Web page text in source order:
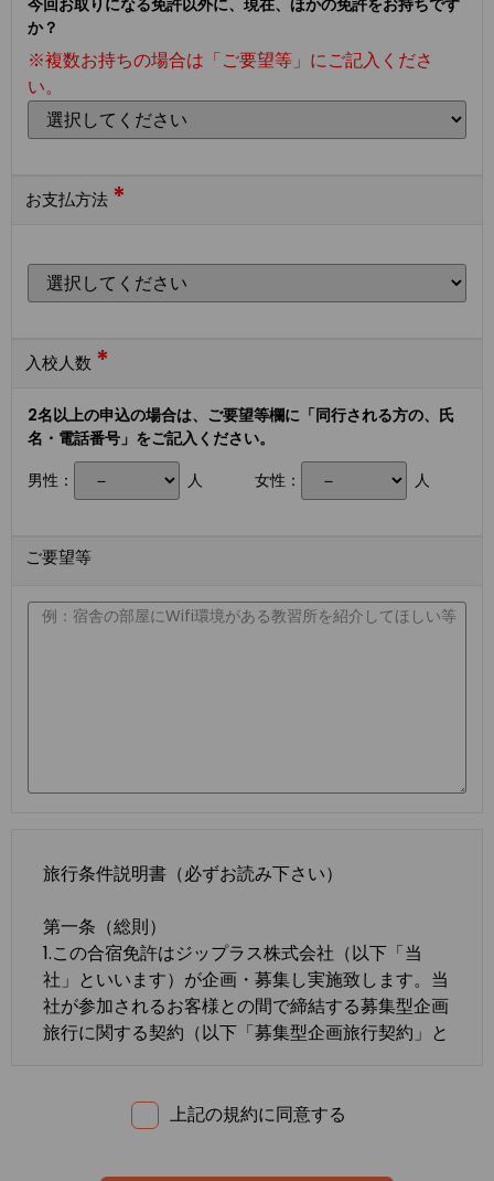
今回お取りになる免許以外に、現在、ほかの免許をお持ちです
か？
※複数お持ちの場合は「ご要望等」にご記入くださ
い。
お支払方法 *
入校人数 *
2名以上の申込の場合は、ご要望等欄に「同行される方の、氏
名・電話番号」をご記入ください。
男性：
人 女性： 人
ご要望等
旅行条件説明書（必ずお読み下さい）
第一条（総則）
1.この合宿免許はジップラス株式会社（以下「当
社」といいます）が企画・募集し実施致します。当
社が参加されるお客様との間で締結する募集型企画
旅行に関する契約（以下「募集型企画旅行契約」と
たは一般に確立された慣習によるものとします。
上記の規約に同意する